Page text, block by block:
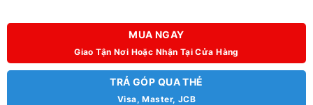
MUA NGAY
Giao Tận Nơi Hoặc Nhận Tại Cửa Hàng
TRẢ GÓP QUA THẺ
Visa, Master, JCB